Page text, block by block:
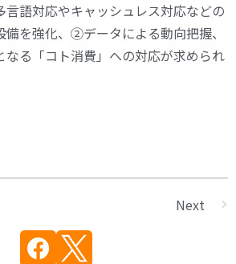
語対応やキャッシュレス対応などの
備を強化、②データによる動向把握、
る「コト消費」への対応が求められ
Next